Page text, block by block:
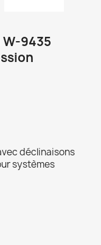
9435
déclinaisons
systèmes